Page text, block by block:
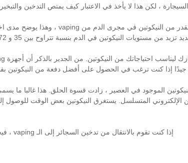
من مستويات النيكوتين في الدم بنسبة تتراوح بين 35 و 72٪ ، ويستغرق الأمر حوالي 35 دقيقة للوصول إلى نفس المستوى الذي يحدث في السيجارة ، مما يعني بطء تأثير "الاحتراق".
جيدًا إذا كنت ترغب في الحصول على أفضل دفعة من النيكوتين
الإلكتروني المتسلسل. يستغرق النيكوتين بعض الوقت للوصول
إذا كنت تقوم بالانتقال من تدخين السجائر إلى الـ vaping ، فيجب أن يحدد تاريخ تدخينك ونواياك مقدار النيكوتين الذي تختاره. بشكل عام ، إليك بعض المؤشرات لتحديد ما يجب أن تجربه: